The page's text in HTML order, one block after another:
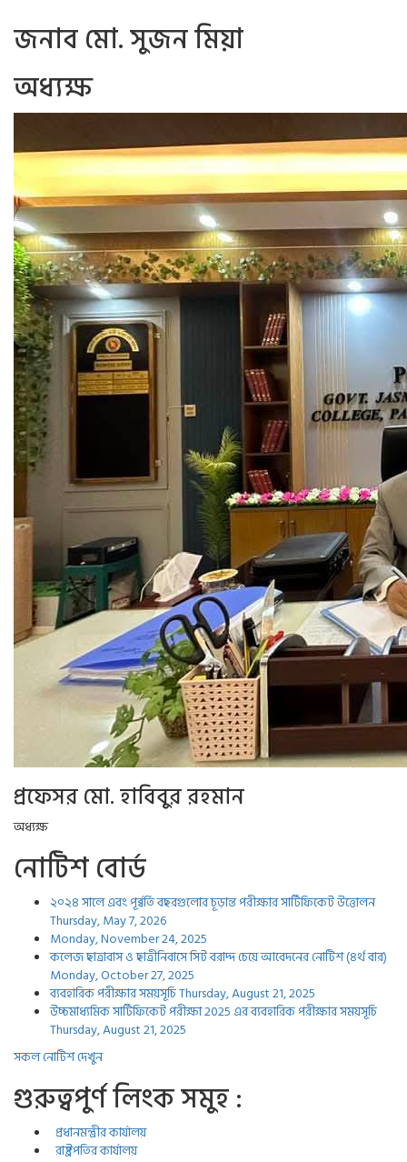
জনাব মো. সুজন মিয়া
অধ্যক্ষ
প্রফেসর মো. হাবিবুর রহমান
অধ্যক্ষ
নোটিশ বোর্ড
২০২৪ সালে এবং পূর্ব্বর্তি বছরগুলোর চূড়ান্ত পরীক্ষার সার্টিফিকেট উত্তোলন
Thursday, May 7, 2026
Monday, November 24, 2025
কলেজ ছাত্রাবাস ও ছাত্রীনিবাসে সিট বরাদ্দ চেয়ে আবেদনের নোটিশ (৪র্থ বার)
Monday, October 27, 2025
ব্যবহারিক পরীক্ষার সময়সূচিThursday, August 21, 2025
উচ্চমাধ্যমিক সার্টিফিকেট পরীক্ষা 2025 এর ব্যবহারিক পরীক্ষার সময়সূচি
Thursday, August 21, 2025
সকল নোটিশ দেখুন
গুরুত্বপুর্ণ লিংক সমুহ :
প্রধানমন্ত্রীর কার্যালয়
রাষ্ট্রপতির কার্যালয়